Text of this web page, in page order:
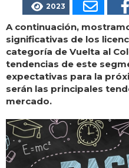
2023
A continuación,
significativas de los
categoría de Vuelta al
tendencias de este
expectativas para la
serán las principales
mercado.